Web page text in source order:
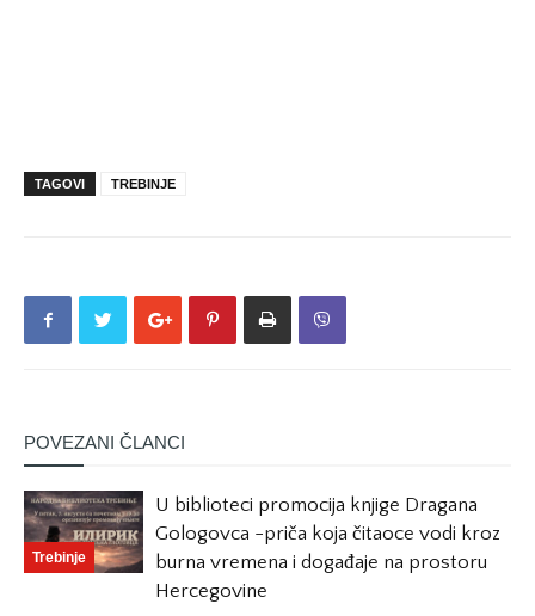
TAGOVI TREBINJE
POVEZANI ČLANCI
Trebinje
U biblioteci promocija knjige Dragana
Gologovca -priča koja čitaoce vodi kroz
burna vremena i događaje na prostoru
Hercegovine